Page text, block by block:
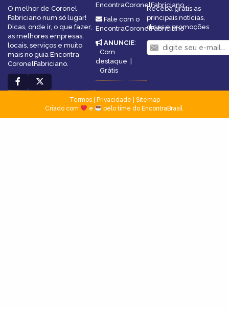
O melhor de Coronel
Fabriciano num só lugar!
Dicas, onde ir, o que fazer,
as melhores empresas,
locais, serviços e muito
mais no guia Encontra
CoronelFabriciano.
EncontraCoronelFabriciano
Fale com o
EncontraCoronelFabriciano
ANUNCIE:
Com
destaque |
Grátis
Receba grátis as
principais notícias,
dicas e promoções
Termos| Privacidade
Sitemap
Criado com
e pelo time do EncontraBrasil